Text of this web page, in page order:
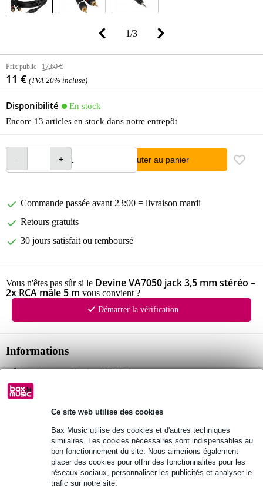
Ce site web utilise des cookies
Bax Music utilise des cookies et d'autres techniques
similaires. Les cookies nécessaires sont indispensables au
bon fonctionnement du site. Nous aimerions également
placer des cookies pour offrir des fonctionnalités pour les
réseaux sociaux, personnaliser les publicités et analyser le
trafic sur notre site.
1/3
Prix public 17,60 €
11 € (TVA 20% incluse)
Disponibilité
En stock
Encore 13 articles en stock dans notre entrepôt
Ajouter au panier
Commande passée avant 23:00 = livraison mardi
Retours gratuits
30 jours satisfait ou remboursé
Vous n'êtes pas sûr si le Devine VA7050 jack 3,5 mm stéréo –
2x RCA mâle 5 m vous convient ?
Démarrer la vérification
Informations
câble adaptateur Devine VA7050
connecteur 1: jack 3,5 mm stéréo
connecteurs 2 : 2x RCA mâle
Autres variantes (3)